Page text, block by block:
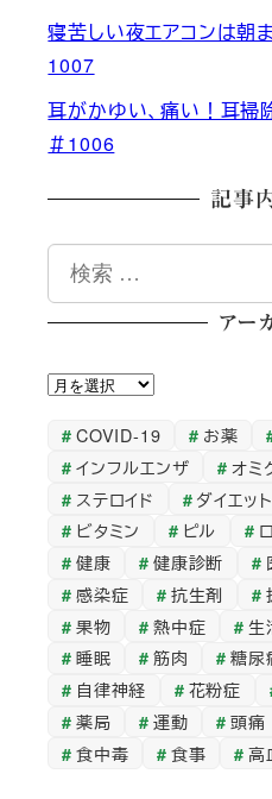
寝苦しい夜エアコンは朝
1007
耳がかゆい、痛い！耳掃
＃1006
記事
索
アー
ア
カ
イ
ブ
COVID-19 お薬
インフルエンザ
オミ
ステロイド
ダイエット
ビタミン
ピル
健康
健康診断
感染症
抗生剤
果物
熱中症 生
睡眠
筋肉 糖尿
自律神経
花粉症
薬局
運動 頭痛
食中毒
食事 高